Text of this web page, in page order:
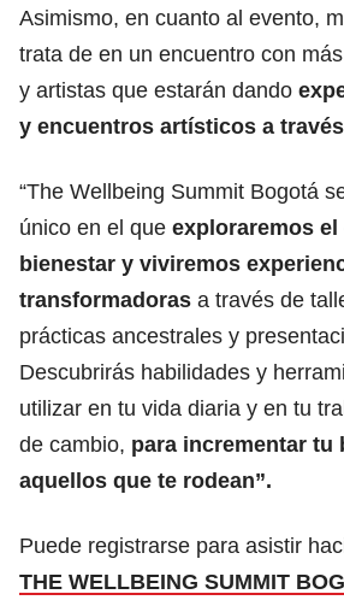
Asimismo, en cuanto al evento,
trata de en un encuentro con
y artistas que estarán dando
y encuentros artísticos a
“The Wellbeing Summit Bogotá
único en el que exploraremos
bienestar y viviremos
transformadoras a través de
prácticas ancestrales y
Descubrirás habilidades y
utilizar en tu vida diaria y en tu
de cambio, para incrementar tu
aquellos que te rodean”.
Puede registrarse para asistir
THE WELLBEING SUMMIT